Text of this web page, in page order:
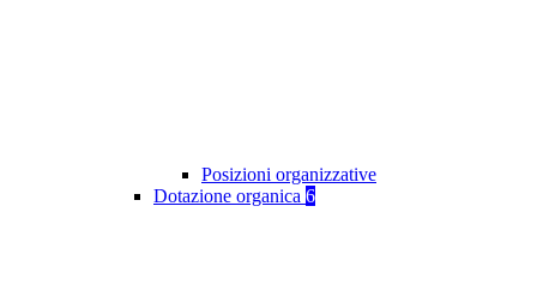
Posizioni organizzative
Dotazione organica 6